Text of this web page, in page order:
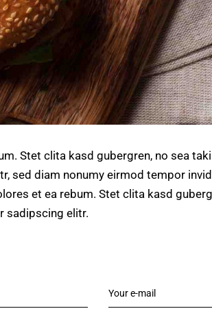
Stet clita kasd gubergren, no sea
sed diam nonumy eirmod tempor
et ea rebum. Stet clita kasd
sadipscing elitr.